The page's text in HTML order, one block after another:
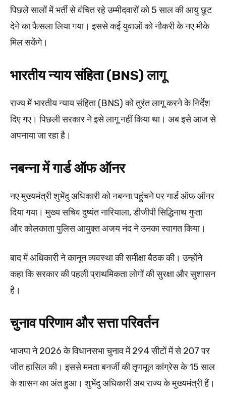
पिछले सालों में भर्ती से वंचित रहे उम्मीदवारों को 5 साल की आयु छूट
देने का फैसला लिया गया। इससे कई युवाओं को नौकरी के नए मौके
मिल सकेंगे।
भारतीय न्याय संहिता (BNS) लागू
राज्य में भारतीय न्याय संहिता (BNS) को तुरंत लागू करने के निर्देश
दिए गए। पिछली सरकार ने इसे लागू नहीं किया था। अब इसे आज से
अपनाया जा रहा है।
नबन्ना में गार्ड ऑफ ऑनर
नए मुख्यमंत्री शुभेंदु अधिकारी को नबन्ना पहुंचने पर गार्ड ऑफ ऑनर
दिया गया। मुख्य सचिव दुष्यंत नारियाला, डीजीपी सिद्धिनाथ गुप्ता
और कोलकाता पुलिस आयुक्त अजय नंद ने उनका स्वागत किया।
बाद में अधिकारी ने कानून व्यवस्था की समीक्षा बैठक की। उन्होंने
कहा कि सरकार की पहली प्राथमिकता लोगों की सुरक्षा और सुशासन
है।
चुनाव परिणाम और सत्ता परिवर्तन
भाजपा ने 2026 के विधानसभा चुनाव में 294 सीटों में से 207 पर
जीत हासिल की। इससे ममता बनर्जी की तृणमूल कांग्रेस के 15 साल
के शासन का अंत हुआ। शुभेंदु अधिकारी अब राज्य के मुख्यमंत्री हैं।